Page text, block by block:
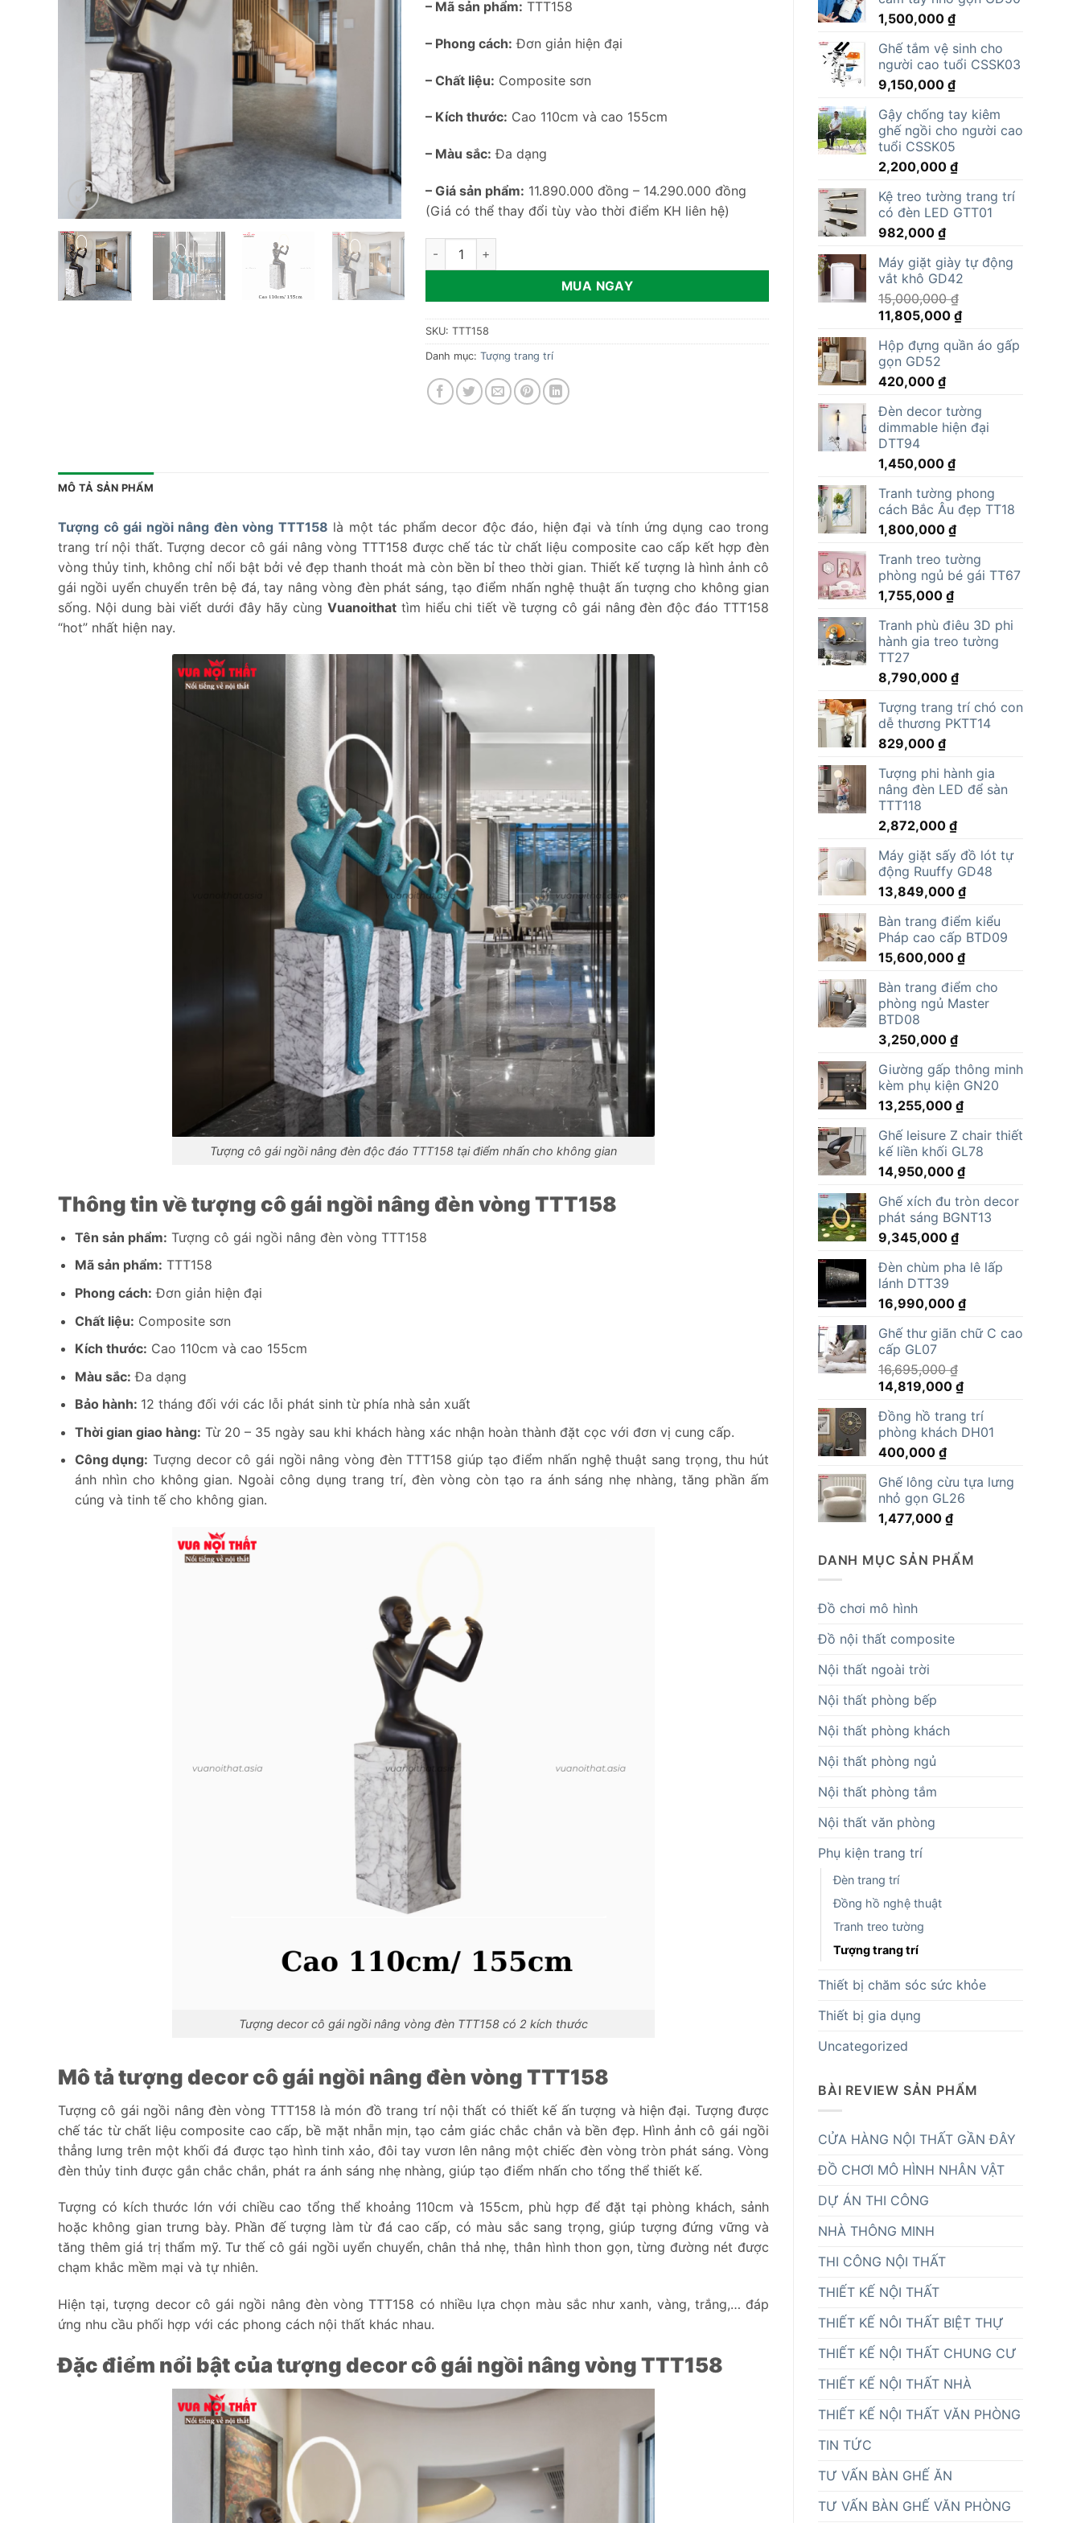
1,500,000 ₫
Ghế tắm vệ sinh cho
người cao tuổi CSSK03
9,150,000 ₫
Gậy chống tay kiêm
ghế ngồi cho người cao
tuổi CSSK05
2,200,000 ₫
Kệ treo tường trang trí
có đèn LED GTT01
982,000 ₫
Máy giặt giày tự động
vắt khô GD42
15,000,000₫
Giá
là:
15,000,000 ₫.
11,805,000 ₫Giá
tại
Hộp đựng quần áo gấp
gọn GD52
420,000 ₫
Đèn decor tường
dimmable hiện đại
DTT94
1,450,000 ₫
Tranh tường phong
cách Bắc Âu đẹp TT18
1,800,000 ₫
Tranh treo tường
phòng ngủ bé gái TT67
1,755,000 ₫
Tranh phù điêu 3D phi
hành gia treo tường
TT27
8,790,000 ₫
Tượng trang trí chó con
dễ thương PKTT14
829,000 ₫
Tượng phi hành gia
nâng đèn LED để sàn
TTT118
2,872,000 ₫
Máy giặt sấy đồ lót tự
động Ruuffy GD48
13,849,000 ₫
Bàn trang điểm kiểu
Pháp cao cấp BTD09
15,600,000 ₫
Bàn trang điểm cho
phòng ngủ Master
BTD08
3,250,000 ₫
Giường gấp thông minh
kèm phụ kiện GN20
13,255,000 ₫
Ghế leisure Z chair thiết
kế liền khối GL78
14,950,000 ₫
Ghế xích đu tròn decor
phát sáng BGNT13
9,345,000 ₫
Đèn chùm pha lê lấp
lánh DTT39
16,990,000 ₫
Ghế thư giãn chữ C cao
cấp GL07
16,695,000₫
Giá
là:
16,695,000 ₫.
14,819,000 ₫Giá
tại
là:
Đồng hồ trang trí
phòng khách DH01
400,000 ₫
Ghế lông cừu tựa lưng
nhỏ gọn GL26
1,477,000 ₫
DANH MỤC SẢN PHẨM
Đồ chơi mô hình
Đồ nội thất composite
Nội thất ngoài trời
Nội thất phòng bếp
Nội thất phòng khách
Nội thất phòng ngủ
Nội thất phòng tắm
Nội thất văn phòng
Phụ kiện trang trí
Đèn trang trí
Đồng hồ nghệ thuật
Tranh treo tường
Tượng trang trí
Thiết bị chăm sóc sức khỏe
Thiết bị gia dụng
Uncategorized
BÀI REVIEW SẢN PHẨM
CỬA HÀNG NỘI THẤT GẦN ĐÂY
ĐỒ CHƠI MÔ HÌNH NHÂN VẬT
DỰ ÁN THI CÔNG
NHÀ THÔNG MINH
THI CÔNG NỘI THẤT
THIẾT KẾ NỘI THẤT
THIẾT KẾ NÔI THẤT BIỆT THỰ
THIẾT KẾ NỘI THẤT CHUNG CƯ
THIẾT KẾ NỘI THẤT NHÀ
THIẾT KẾ NỘI THẤT VĂN PHÒNG
TIN TỨC
TƯ VẤN BÀN GHẾ ĂN
TƯ VẤN BÀN GHẾ VĂN PHÒNG
– Mã sản phẩm: TTT158
– Phong cách: Đơn giản hiện đại
– Chất liệu: Composite sơn
– Kích thước: Cao 110cm và cao 155cm
– Màu sắc: Đa dạng
– Giá sản phẩm: 11.890.000 đồng – 14.290.000 đồng
(Giá có thể thay đổi tùy vào thời điểm KH liên hệ)
Tượng cô gái ngồi nâng đèn vòng TTT158 số lượng
MUA NGAY
SKU: TTT158
Danh mục: Tượng trang trí
MÔ TẢ SẢN PHẨM
Tượng cô gái ngồi nâng đèn vòng TTT158 là một tác phẩm decor độc đáo, hiện đại và tính ứng dụng cao trong
trang trí nội thất. Tượng decor cô gái nâng vòng TTT158 được chế tác từ chất liệu composite cao cấp kết hợp đèn
vòng thủy tinh, không chỉ nổi bật bởi vẻ đẹp thanh thoát mà còn bền bỉ theo thời gian. Thiết kế tượng là hình ảnh cô
gái ngồi uyển chuyển trên bệ đá, tay nâng vòng đèn phát sáng, tạo điểm nhấn nghệ thuật ấn tượng cho không gian
sống. Nội dung bài viết dưới đây hãy cùng Vuanoithattìm hiểu chi tiết về tượng cô gái nâng đèn độc đáo TTT158
“hot” nhất hiện nay.
Tượng cô gái ngồi nâng đèn độc đáo TTT158 tại điểm nhấn cho không gian
Thông tin về tượng cô gái ngồi nâng đèn vòng TTT158
Tên sản phẩm: Tượng cô gái ngồi nâng đèn vòng TTT158
Mã sản phẩm: TTT158
Phong cách: Đơn giản hiện đại
Chất liệu: Composite sơn
Kích thước: Cao 110cm và cao 155cm
Màu sắc: Đa dạng
Bảo hành: 12 tháng đối với các lỗi phát sinh từ phía nhà sản xuất
Thời gian giao hàng: Từ 20 – 35 ngày sau khi khách hàng xác nhận hoàn thành đặt cọc với đơn vị cung cấp.
Công dụng: Tượng decor cô gái ngồi nâng vòng đèn TTT158 giúp tạo điểm nhấn nghệ thuật sang trọng, thu hút
ánh nhìn cho không gian. Ngoài công dụng trang trí, đèn vòng còn tạo ra ánh sáng nhẹ nhàng, tăng phần ấm
cúng và tinh tế cho không gian.
Tượng decor cô gái ngồi nâng vòng đèn TTT158 có 2 kích thước
Mô tả tượng decor cô gái ngồi nâng đèn vòng TTT158
Tượng cô gái ngồi nâng đèn vòng TTT158 là món đồ trang trí nội thất có thiết kế ấn tượng và hiện đại. Tượng được
chế tác từ chất liệu composite cao cấp, bề mặt nhẵn mịn, tạo cảm giác chắc chắn và bền đẹp. Hình ảnh cô gái ngồi
thẳng lưng trên một khối đá được tạo hình tinh xảo, đôi tay vươn lên nâng một chiếc đèn vòng tròn phát sáng. Vòng
đèn thủy tinh được gắn chắc chắn, phát ra ánh sáng nhẹ nhàng, giúp tạo điểm nhấn cho tổng thể thiết kế.
Tượng có kích thước lớn với chiều cao tổng thể khoảng 110cm và 155cm, phù hợp để đặt tại phòng khách, sảnh
hoặc không gian trưng bày. Phần đế tượng làm từ đá cao cấp, có màu sắc sang trọng, giúp tượng đứng vững và
tăng thêm giá trị thẩm mỹ. Tư thế cô gái ngồi uyển chuyển, chân thả nhẹ, thân hình thon gọn, từng đường nét được
chạm khắc mềm mại và tự nhiên.
Hiện tại, tượng decor cô gái ngồi nâng đèn vòng TTT158 có nhiều lựa chọn màu sắc như xanh, vàng, trắng,… đáp
ứng nhu cầu phối hợp với các phong cách nội thất khác nhau.
Đặc điểm nổi bật của tượng decor cô gái ngồi nâng vòng TTT158